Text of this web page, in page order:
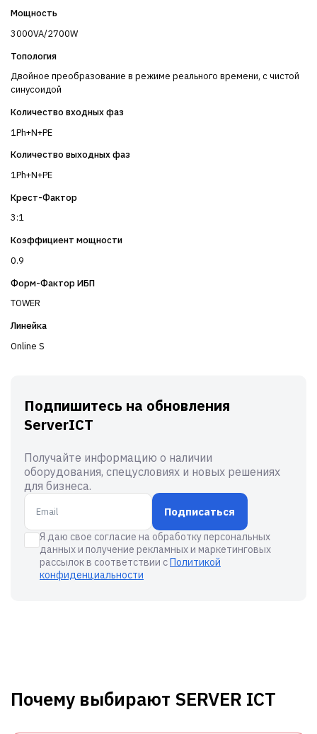
Мощность
3000VA/2700W
Топология
Двойное преобразование в режиме реального времени, с чистой
синусоидой
Количество входных фаз
1Ph+N+PE
Количество выходных фаз
1Ph+N+PE
Крест-Фактор
3:1
Коэффициент мощности
0.9
Форм-Фактор ИБП
TOWER
Линейка
Online S
Подпишитесь на обновления
ServerICT
Получайте информацию о наличии
оборудования, спецусловиях и новых решениях
для бизнеса.
Подписаться
Я даю свое согласие на обработку персональных
данных и получение рекламных и маркетинговых
рассылок в соответствии сПолитикой
конфиденциальности
Почему выбирают SERVER ICT